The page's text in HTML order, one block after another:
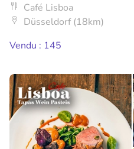
Café Lisboa
Düsseldorf (18km)
Vendu : 145